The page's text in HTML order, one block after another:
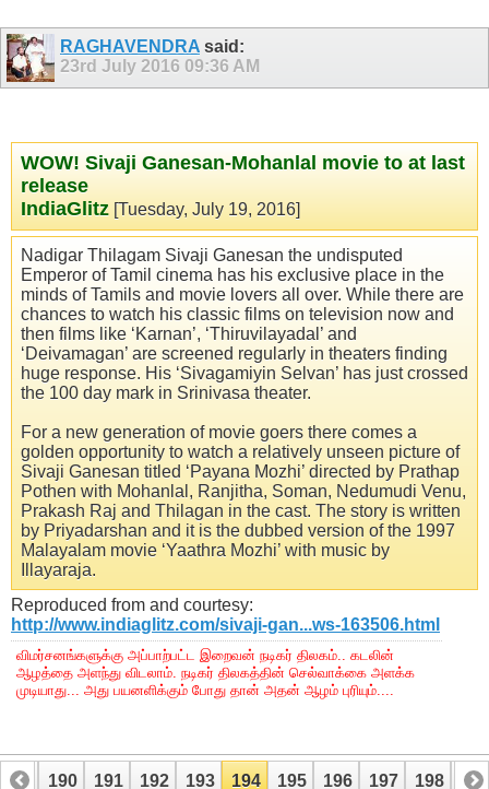
RAGHAVENDRA said:
23rd July 2016 09:36 AM
WOW! Sivaji Ganesan-Mohanlal movie to at last
release
IndiaGlitz [Tuesday, July 19, 2016]
Nadigar Thilagam Sivaji Ganesan the undisputed
Emperor of Tamil cinema has his exclusive place in the
minds of Tamils and movie lovers all over. While there are
chances to watch his classic films on television now and
then films like ‘Karnan’, ‘Thiruvilayadal’ and
‘Deivamagan’ are screened regularly in theaters finding
huge response. His ‘Sivagamiyin Selvan’ has just crossed
the 100 day mark in Srinivasa theater.
For a new generation of movie goers there comes a
golden opportunity to watch a relatively unseen picture of
Sivaji Ganesan titled ‘Payana Mozhi’ directed by Prathap
Pothen with Mohanlal, Ranjitha, Soman, Nedumudi Venu,
Prakash Raj and Thilagan in the cast. The story is written
by Priyadarshan and it is the dubbed version of the 1997
Malayalam movie ‘Yaathra Mozhi’ with music by
Illayaraja.
Reproduced from and courtesy:
http://www.indiaglitz.com/sivaji-gan...ws-163506.html
விமர்சனங்களுக்கு அப்பாற்பட்ட இறைவன் நடிகர் திலகம்.. கடலின்
ஆழத்தை அளந்து விடலாம். நடிகர் திலகத்தின் செல்வாக்கை அளக்க
முடியாது... அது பயனளிக்கும் போது தான் அதன் ஆழம் புரியும்....
189 190 191 192 193 194 195 196 197 198 199